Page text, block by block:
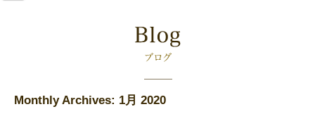
Monthly Archives: 1月 2020